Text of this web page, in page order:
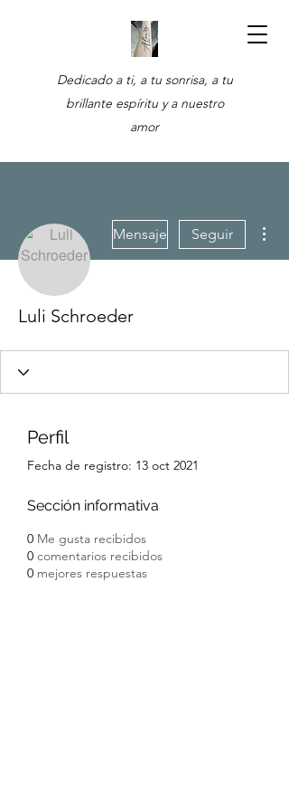
Dedicado a ti, a tu sonrisa, a tu
brillante espíritu y a nuestro
amor
Mensaje Seguir
Luli Schroeder
Perfil
Fecha de registro: 13 oct 2021
Sección informativa
0 Me gusta recibidos
0 comentarios recibidos
0 mejores respuestas